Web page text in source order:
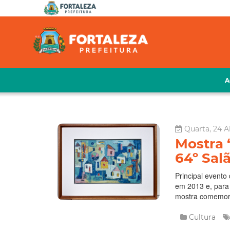
Quarta, 24
Mostra
64º
Principal
em 2013 e,
mostra
Cultura